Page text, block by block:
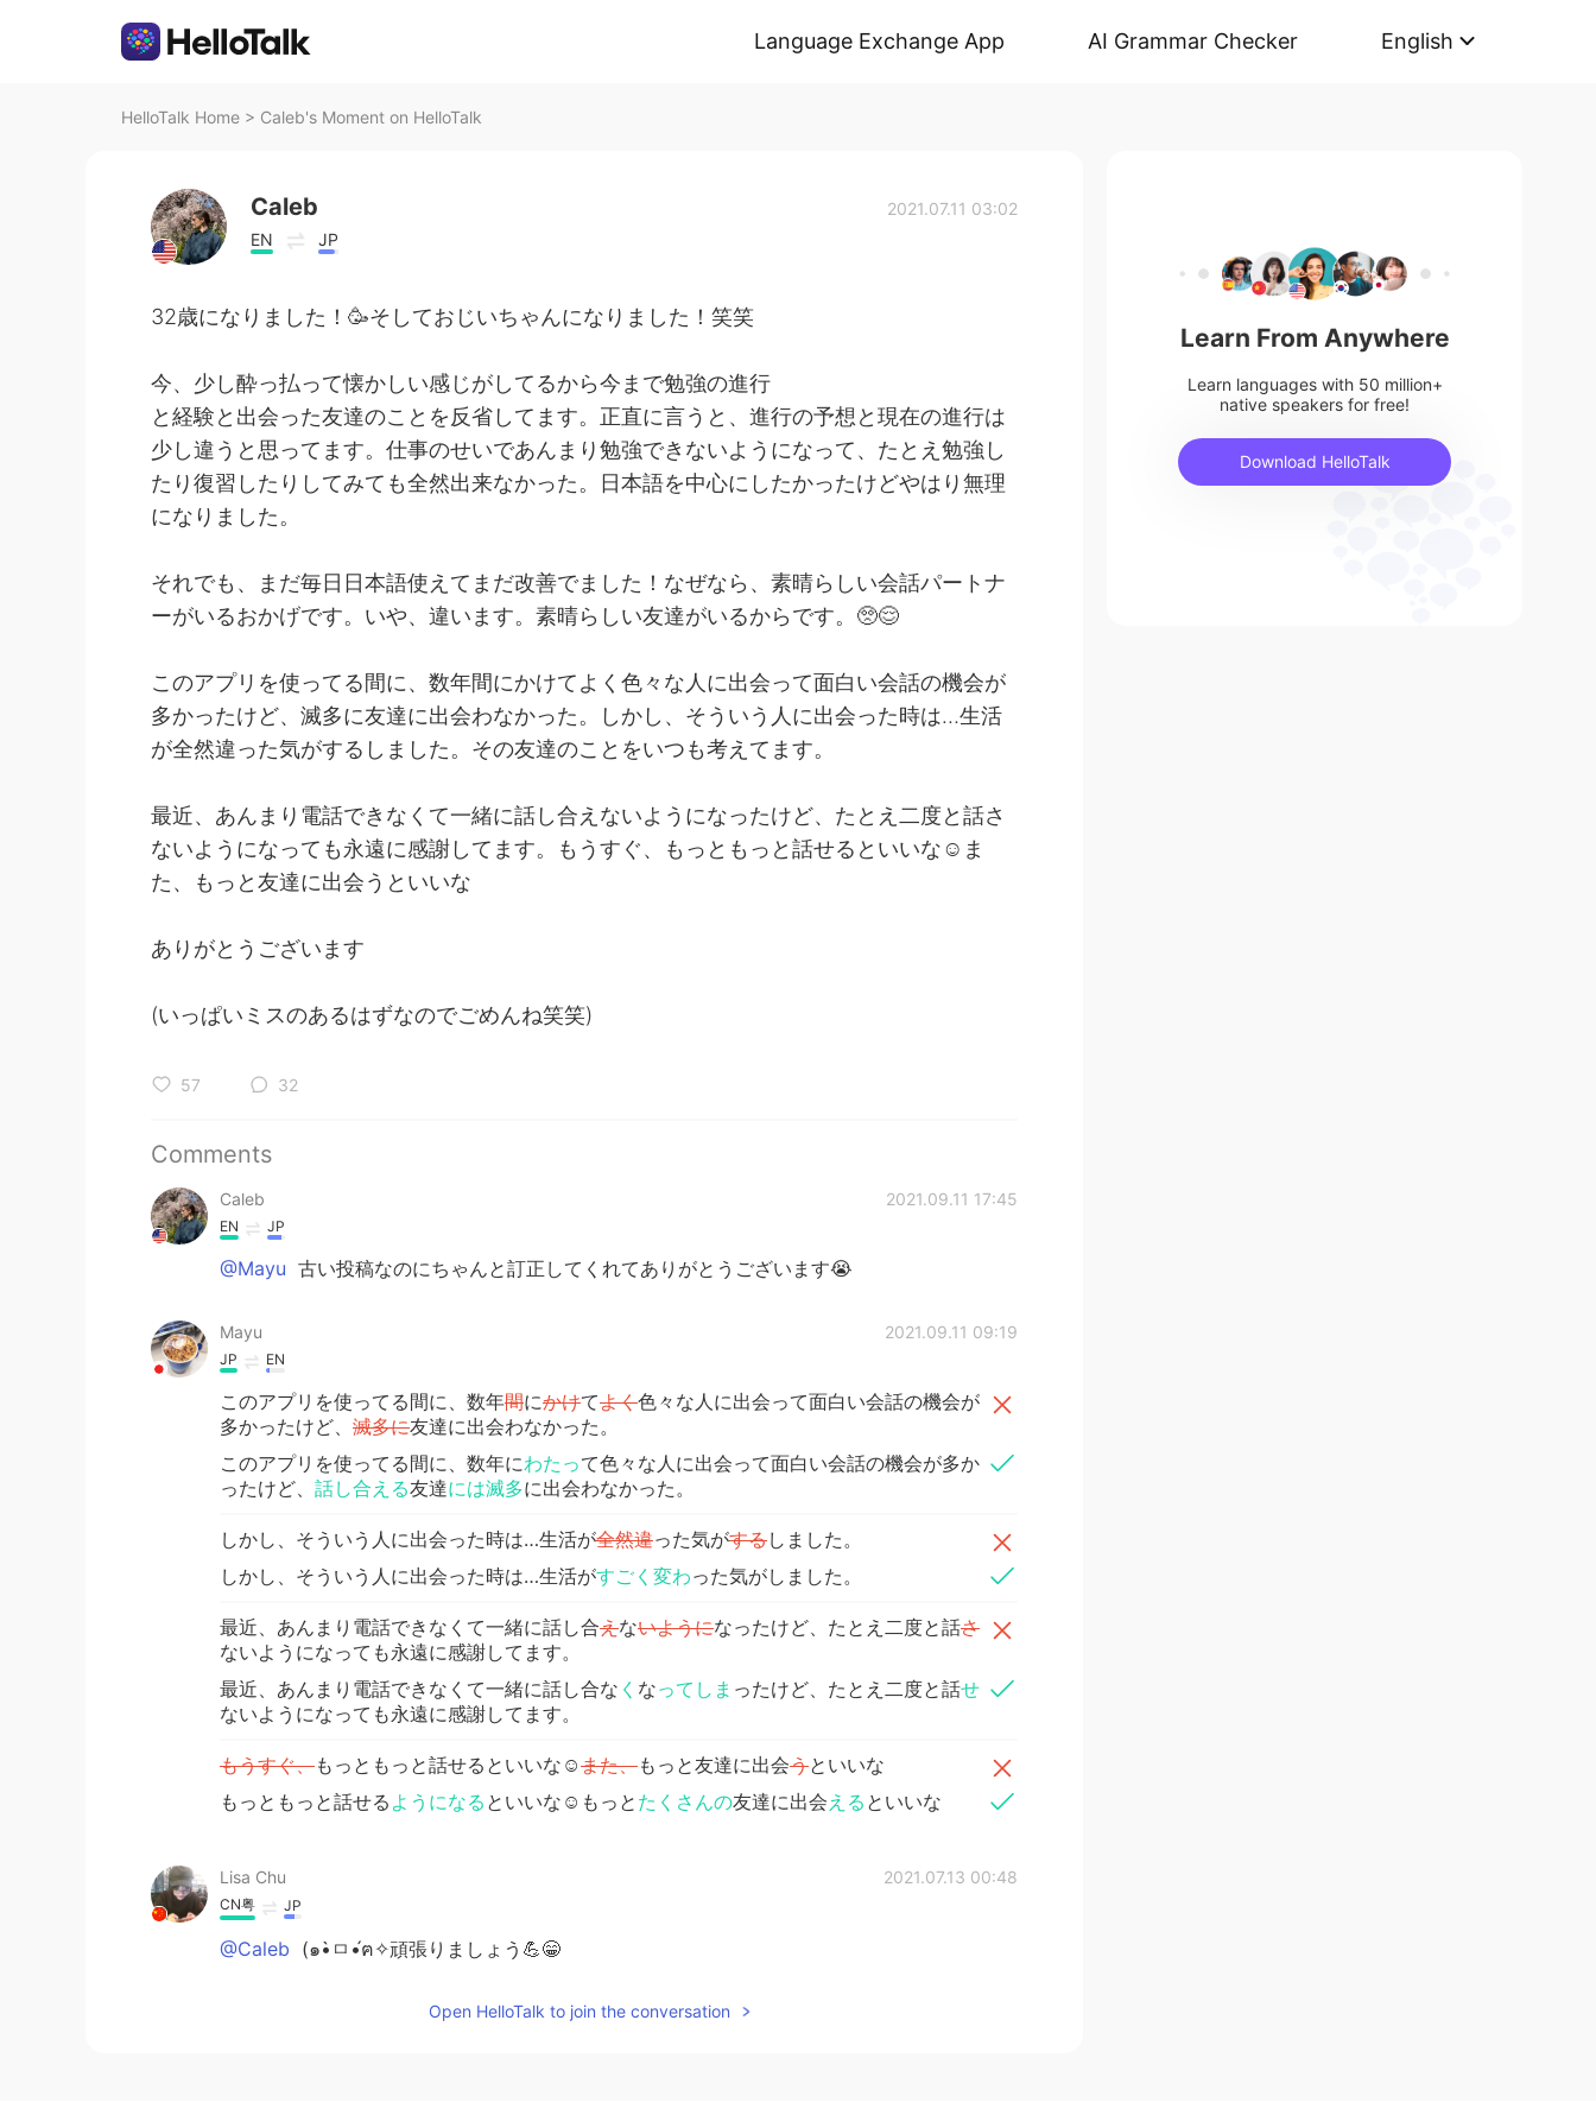
Language Exchange App AI Grammar Checker English
HelloTalk Home > Caleb's Moment on HelloTalk
Caleb
EN JP
2021.07.11 03:02
32歳になりました！🥳そしておじいちゃんになりました！笑笑
今、少し酔っ払って懐かしい感じがしてるから今まで勉強の進行
と経験と出会った友達のことを反省してます。正直に言うと、進行の予想と現在の進行は
少し違うと思ってます。仕事のせいであんまり勉強できないようになって、たとえ勉強し
たり復習したりしてみても全然出来なかった。日本語を中心にしたかったけどやはり無理
になりました。
それでも、まだ毎日日本語使えてまだ改善でました！なぜなら、素晴らしい会話パートナ
ーがいるおかげです。いや、違います。素晴らしい友達がいるからです。🥺😌
このアプリを使ってる間に、数年間にかけてよく色々な人に出会って面白い会話の機会が
多かったけど、滅多に友達に出会わなかった。しかし、そういう人に出会った時は…生活
が全然違った気がするしました。その友達のことをいつも考えてます。
最近、あんまり電話できなくて一緒に話し合えないようになったけど、たとえ二度と話さ
ないようになっても永遠に感謝してます。もうすぐ、もっともっと話せるといいな☺️ま
た、もっと友達に出会うといいな
ありがとうございます
(いっぱいミスのあるはずなのでごめんね笑笑)
57 32
Comments
Caleb 2021.09.11 17:45
EN JP
@Mayu 古い投稿なのにちゃんと訂正してくれてありがとうございます😭
Mayu 2021.09.11 09:19
JP EN
このアプリを使ってる間に、数年間にかけてよく色々な人に出会って面白い会話の機会が
多かったけど、 滅多に友達に出会わなかった。
このアプリを使ってる間に、数年にわたって色々な人に出会って面白い会話の機会が多か
ったけど、 話し合える友達には滅多に出会わなかった。
しかし、そういう人に出会った時は…生活が全然違った気がするしました。
しかし、そういう人に出会った時は…生活がすごく変わった気がしました。
最近、あんまり電話できなくて一緒に話し合えないようになったけど、たとえ二度と話さ
ないようになっても永遠に感謝してます。
最近、あんまり電話できなくて一緒に話し合な く なってしま ったけど、たとえ二度と話せ
ないようになっても永遠に感謝してます。
もうすぐ、もっともっと話せるといいな☺️また、もっと友達に出会うといいな
もっともっと話せる ようになる といいな☺️もっと たくさんの友達に出会 える といいな
Lisa Chu 2021.07.13 00:48
CN粤 JP
@Caleb (๑•̀ㅁ•́ฅ✧頑張りましょう💪😁
Open HelloTalk to join the conversation
Learn From Anywhere
Learn languages with 50 million+
native speakers for free!
Download HelloTalk